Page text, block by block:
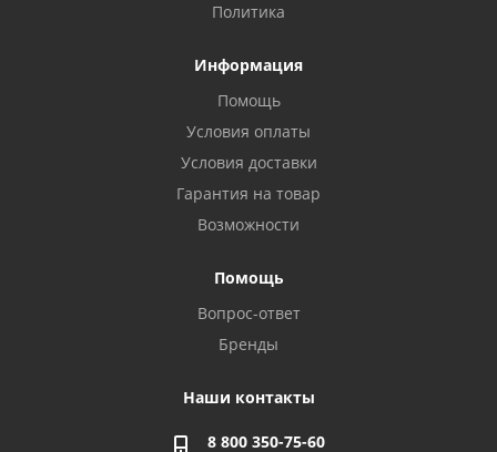
Политика
Информация
Помощь
Условия оплаты
Условия доставки
Гарантия на товар
Возможности
Помощь
Вопрос-ответ
Бренды
Наши контакты
8 800 350-75-60